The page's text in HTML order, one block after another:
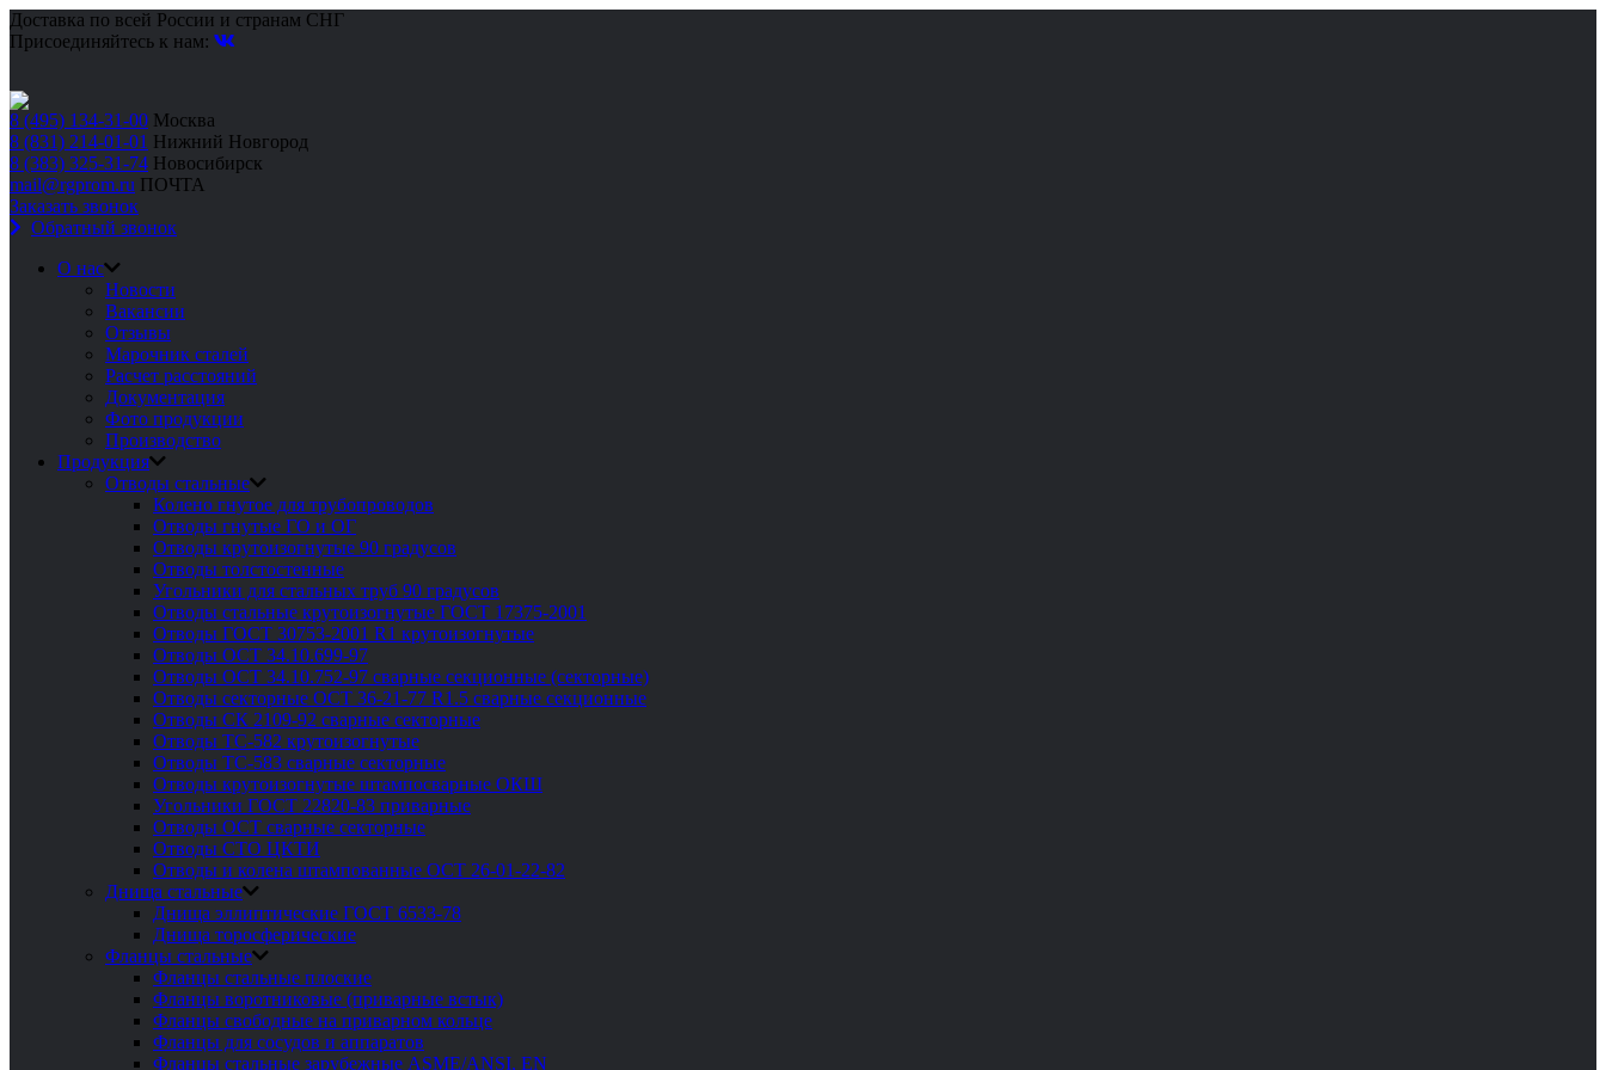
Доставка по всей России и странам СНГ
Присоединяйтесь к нам:
8 (495) 134-31-00 Москва
8 (831) 214-01-01 Нижний Новгород
8 (383) 325-31-74 Новосибирск
mail@rgprom.ru ПОЧТА
Заказать звонок
Обратный звонок
О нас
Новости
Вакансии
Отзывы
Марочник сталей
Расчет расстояний
Документация
Фото продукции
Производство
Продукция
Отводы стальные
Колено гнутое для трубопроводов
Отводы гнутые ГО и ОГ
Отводы крутоизогнутые 90 градусов
Отводы толстостенные
Угольники для стальных труб 90 градусов
Отводы стальные крутоизогнутые ГОСТ 17375-2001
Отводы ГОСТ 30753-2001 R1 крутоизогнутые
Отводы ОСТ 34.10.699-97
Отводы ОСТ 34.10.752-97 сварные секционные (секторные)
Отводы секторные ОСТ 36-21-77 R1.5 сварные секционные
Отводы СК 2109-92 сварные секторные
Отводы ТС-582 крутоизогнутые
Отводы ТС-583 сварные секторные
Отводы крутоизогнутые штампосварные ОКШ
Угольники ГОСТ 22820-83 приварные
Отводы ОСТ сварные секторные
Отводы СТО ЦКТИ
Отводы и колена штампованные ОСТ 26-01-22-82
Днища стальные
Днища эллиптические ГОСТ 6533-78
Днища торосферические
Фланцы стальные
Фланцы стальные плоские
Фланцы воротниковые (приварные встык)
Фланцы свободные на приварном кольце
Фланцы для сосудов и аппаратов
Фланцы стальные зарубежные ASME/ANSI, EN